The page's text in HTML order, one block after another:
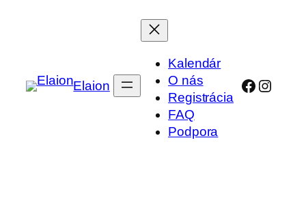
Elaion
Kalendár
O nás
Registrácia
FAQ
Podpora